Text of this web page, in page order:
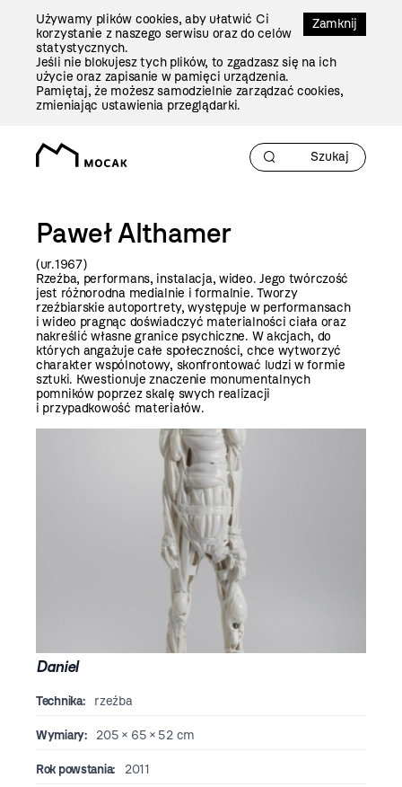
Zamknij
Używamy plików cookies, aby ułatwić Ci
korzystanie z naszego serwisu oraz do celów
statystycznych.
Jeśli nie blokujesz tych plików, to zgadzasz się na ich
użycie oraz zapisanie w pamięci urządzenia.
Pamiętaj, że możesz samodzielnie zarządzać cookies,
zmieniając ustawienia przeglądarki.
Paweł Althamer
Rzeźba, performans, instalacja, wideo. Jego twórczość
jest różnorodna medialnie i formalnie. Tworzy
rzeźbiarskie autoportrety, występuje w performansach
i wideo pragnąc doświadczyć materialności ciała oraz
nakreślić własne granice psychiczne. W akcjach, do
których angażuje całe społeczności, chce wytworzyć
charakter wspólnotowy, skonfrontować ludzi w formie
sztuki. Kwestionuje znaczenie monumentalnych
pomników poprzez skalę swych realizacji
i przypadkowość materiałów.
Daniel
Technika: rzeźba
Wymiary: 205 × 65 × 52 cm
Rok powstania: 2011